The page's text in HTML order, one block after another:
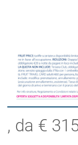
, da €